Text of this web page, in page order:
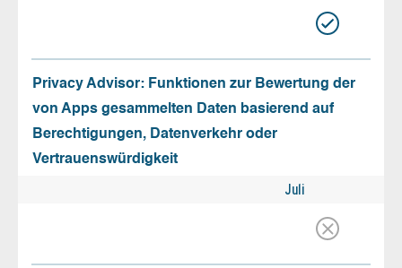
Privacy Advisor: Funktionen zur Bewertung der
von Apps gesammelten Daten basierend auf
Berechtigungen, Datenverkehr oder
Vertrauenswürdigkeit
Juli